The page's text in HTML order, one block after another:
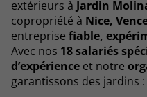
extérieurs à Jardin
copropriété à Nice,
entreprise fiable,
Avec nos 18 salariés
d’expérience et notre
garantissons des jardins :